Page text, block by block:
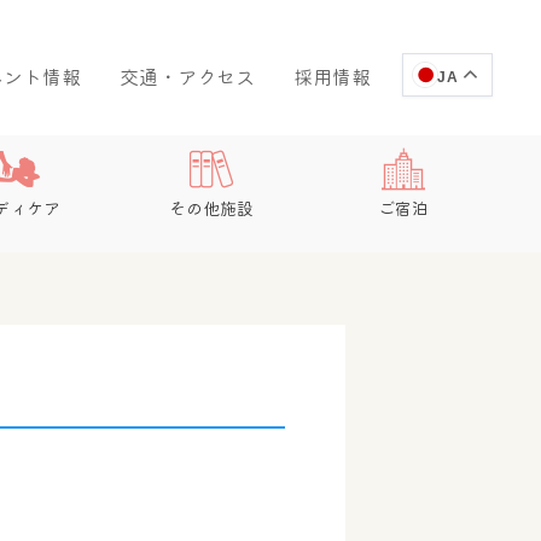
ト情報 交通・アクセス 採用情報 JA
ィケア その他施設 ご宿泊